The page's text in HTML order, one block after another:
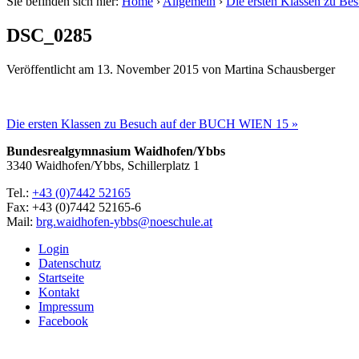
DSC_0285
Veröffentlicht am 13. November 2015 von Martina Schausberger
Die ersten Klassen zu Besuch auf der BUCH WIEN 15 »
Bundesrealgymnasium Waidhofen/Ybbs
3340 Waidhofen/Ybbs, Schillerplatz 1
Tel.: +43 (0)7442 52165
Fax: +43 (0)7442 52165-6
Mail: brg.waidhofen-ybbs@noeschule.at
Login
Datenschutz
Startseite
Kontakt
Impressum
Facebook